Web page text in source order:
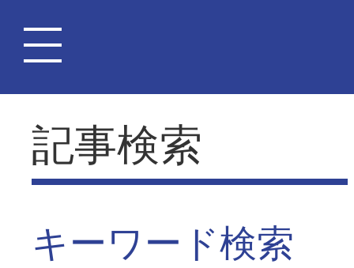
記事検索
キーワード検索